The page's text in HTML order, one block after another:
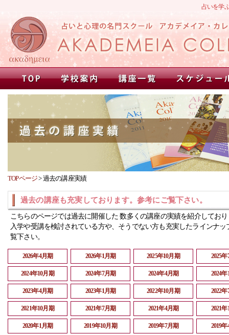
占いを学
TOPページ>過去の講座実績
過去の講座も充実しております。参考にご覧下さい。
こちらのページでは過去に開催した 数多くの講座の実績を紹介してお
入学や受講を検討されている方や、そうでない方も充実したラインナッ
覧下さい。
2026年4月期 2026年1月期 2025年10月期 2025
2024年10月期 2024年7月期 2024年4月期 2024
2023年4月期 2023年1月期 2022年10月期 2022
2021年10月期 2021年7月期 2021年4月期 2021
2020年1月期 2019年10月期 2019年7月期 2019